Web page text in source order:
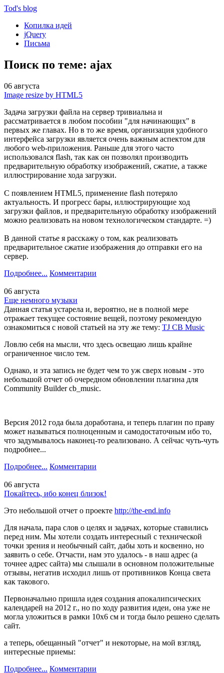
Tod's blog
Копилка идей
jQuery
Письма
Поиск по теме: ajax
06 августа
Image resize by HTML5
Задача загрузки файла на сервер тривиальна и
рассматривается в любом пособии "для начинающих" в
первых же главах. Но в то же время, организация удобного
интерфейса загрузки является очень важным аспектом для
любого web-приложения. Раньше для этого часто
использовался flash, так как он позволял производить
предварительную обработку изображений, сжатие, а также
иллюстрирование хода загрузки.
С появлением HTML5, применение flash потеряло
актуальность. И прогресс бары, иллюстрирующие ход
загрузки файлов, и предварительную обработку изображений
можно реализовать на новом технологическом стандарте. =)
В данной статье я расскажу о том, как реализовать
предварительное сжатие изображения до отправки его на
сервер.
Подробнее... Комментарии
06 августа
Еще немного музыки
Данная статья устарела и, вероятно, не в полной мере
отражает текущее состояние вещей, поэтому рекомендую
ознакомиться с новой статьей на эту же тему: TJ CB Music
Ловлю себя на мысли, что здесь освещаю лишь крайне
ограниченное число тем.
Однако, и эта запись не будет чем то уж сверх новым - это
небольшой отчет об очередном обновлении плагина для
Community Builder cb_music.
Версия 2012 года была доработана, и теперь плагин по праву
может называться полноценным и самодостаточным ибо то,
что задумывалось наконец-то реализовано. А сейчас чуть-чуть
подробнее...
Подробнее... Комментарии
06 августа
Покайтесь, ибо конец близок!
Это небольшой отчет о проекте http://the-end.info
Для начала, пара слов о целях и задачах, которые ставились
перед ним. Мы хотели создать интересный с технической
точки зрения и необычный сайт, дабы хоть и косвенно, но
заявить о себе. Отчасти, нам это удалось - в наш адрес (а
точнее адрес сайта) мы слышали в основном положительные
отзывы, негатив исходил лишь от противников Конца света
как такового.
Первоначально пришла идея создания апокалипсических
календарей на 2012 г., но по ходу развития идеи, она уже не
могла уложиться в рамки 10х6 см и тогда было решено сделать
сайт.
а теперь, обещанный "отчет" и некоторые, на мой взгляд,
интересные приемы:
Подробнее... Комментарии